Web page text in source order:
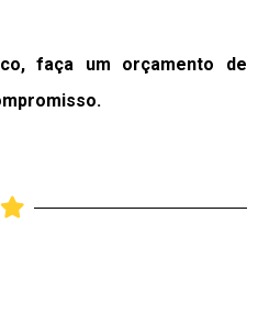
faça um orçamento de